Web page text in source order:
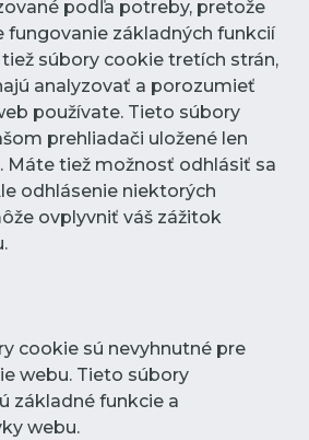
podľa potreby, pretože
fungovanie základných funkcií
súbory cookie tretích strán,
analyzovať a porozumieť
používate. Tieto súbory
prehliadači uložené len
Máte tiež možnosť odhlásiť sa
odhlásenie niektorých
ovplyvniť váš zážitok
cookie sú nevyhnutné pre
webu. Tieto súbory
základné funkcie a
webu.